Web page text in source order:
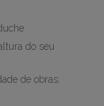
do seu
de obras: